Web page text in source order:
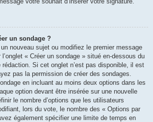
un sondage ?
un nouveau sujet ou modifiez le premier message
« Créer un sondage » situé en-dessous du
rédaction. Si cet onglet n’est pas disponible, il est
pas la permission de créer des sondages.
en incluant au moins deux options dans les
option devant être insérée sur une nouvelle
le nombre d’options que les utilisateurs
lors du vote, le nombre des « Options par
également spécifier une limite de temps en